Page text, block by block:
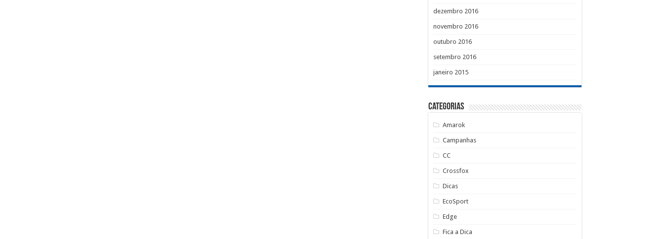
dezembro 2016
novembro 2016
outubro 2016
setembro 2016
janeiro 2015
Categorias
Amarok
Campanhas
CC
Crossfox
Dicas
EcoSport
Edge
Fica a Dica